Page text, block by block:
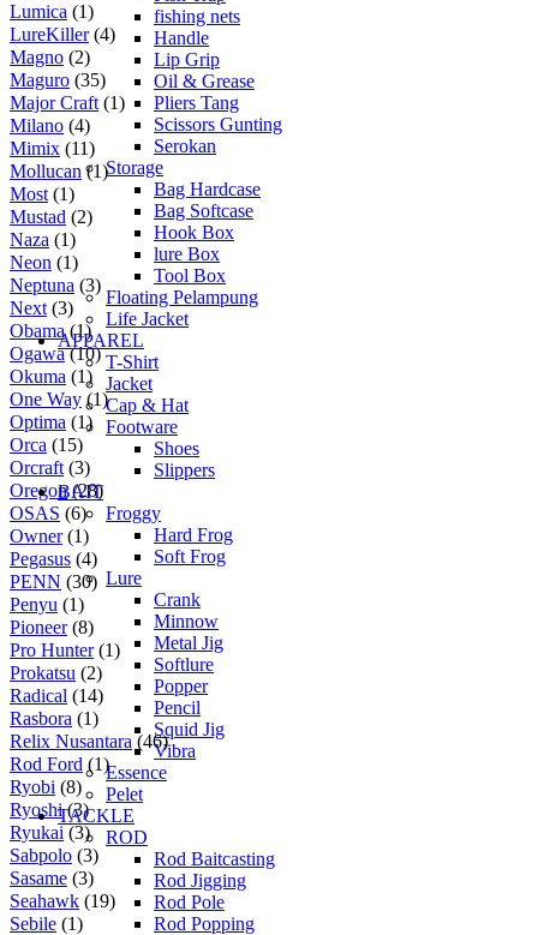
Lumica (1)
LureKiller (4)
Magno (2)
Maguro (35)
Major Craft (1)
Milano (4)
Mimix (11)
Mollucan (1)
Most (1)
Mustad (2)
Naza (1)
Neon (1)
Neptuna (3)
Next (3)
Obama (1)
Ogawa (10)
Okuma (1)
One Way (1)
Optima (1)
Orca (15)
Orcraft (3)
Oregon (28)
OSAS (6)
Owner (1)
Pegasus (4)
PENN (30)
Penyu (1)
Pioneer (8)
Pro Hunter (1)
Prokatsu (2)
Radical (14)
Rasbora (1)
Relix Nusantara (46)
Rod Ford (1)
Ryobi (8)
Ryoshi (3)
Ryukai (3)
Sabpolo (3)
Sasame (3)
Seahawk (19)
Sebile (1)
fishing nets
Handle
Lip Grip
Oil & Grease
Pliers Tang
Scissors Gunting
Serokan
Storage
Bag Hardcase
Bag Softcase
Hook Box
lure Box
Tool Box
Floating Pelampung
Life Jacket
APPAREL
T-Shirt
Jacket
Cap & Hat
Footware
Shoes
Slippers
BAIT
Froggy
Hard Frog
Soft Frog
Lure
Crank
Minnow
Metal Jig
Softlure
Popper
Pencil
Squid Jig
Vibra
Essence
Pelet
TACKLE
ROD
Rod Baitcasting
Rod Jigging
Rod Pole
Rod Popping